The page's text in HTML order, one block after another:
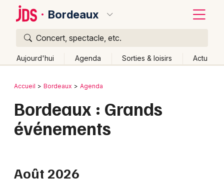
Bordeaux
Concert, spectacle, etc.
Aujourd'hui Agenda Sorties & loisirs Actu
Publier un événement
Activité & Expérience
Bordeaux
Colmar
Lyon
Retour
Accueil Bordeaux Agenda
Bordeaux : Grands
événements
Août 2026
Quoi ?
Où ?
Partout
Près de moi Changer de lieu
Quand ?